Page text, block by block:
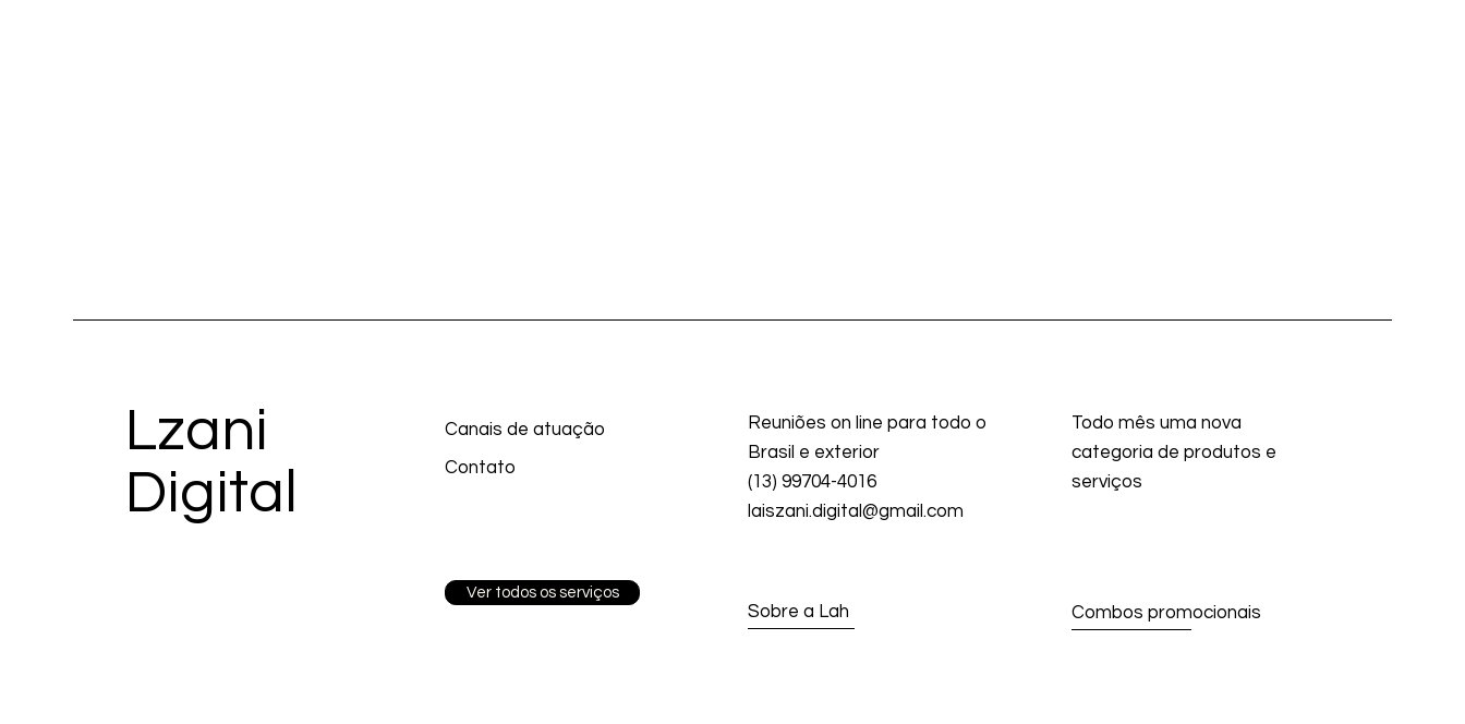
Lzani
Digital
Canais de atuação
Contato
Ver todos os serviços
Reuniões on line para todo o
Brasil e exterior
(13) 99704-4016
laiszani.digital@gmail.com
Sobre a Lah
Todo mês uma nova
categoria de produtos e
serviços
Combos promocionais